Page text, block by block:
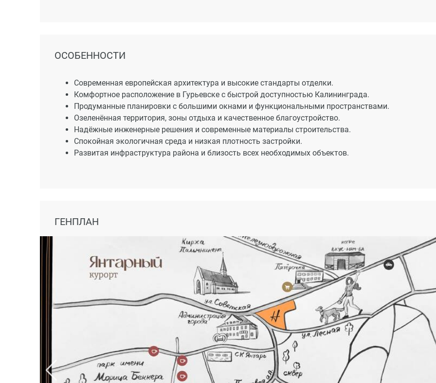
ОСОБЕННОСТИ
Современная европейская архитектура и высокие стандарты отделки.
Комфортное расположение в Гурьевске с быстрой доступностью Калининграда.
Продуманные планировки с большими окнами и функциональными пространствами.
Озеленённая территория, зоны отдыха и качественное благоустройство.
Надёжные инженерные решения и современные материалы строительства.
Спокойная экологичная среда и низкая плотность застройки.
Развитая инфраструктура района и близость всех необходимых объектов.
ГЕНПЛАН